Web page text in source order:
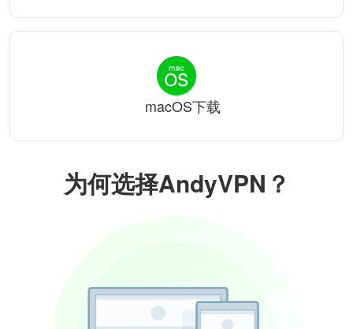
为何选择AndyVPN？
macOS下载